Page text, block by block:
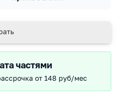
частями
от 148 руб/мес